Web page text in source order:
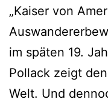
„Kaiser von
im späten 19.
Pollack zeigt
Welt. Und